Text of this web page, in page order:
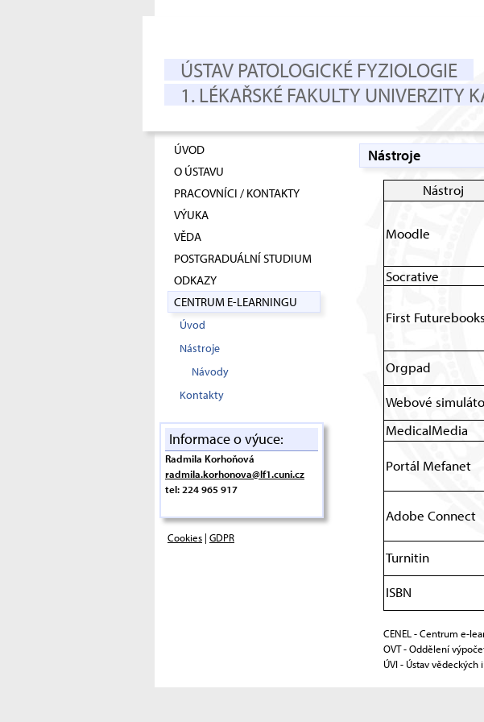
ÚSTAV PATOLOGICKÉ FYZIOLOGIE
1. LÉKAŘSKÉ FAKULTY UNIVERZITY
ÚVOD
O ÚSTAVU
PRACOVNÍCI / KONTAKTY
VÝUKA
VĚDA
POSTGRADUÁLNÍ STUDIUM
ODKAZY
CENTRUM E-LEARNINGU
Úvod
Nástroje
Návody
Kontakty
Informace o výuce:
Radmila Korhoňová
radmila.korhonova@lf1.cuni.cz
tel: 224 965 917
Cookies | GDPR
Nástroje
Nástroj
Moodle
Socrative
First Futurebooks
Orgpad
Webové
MedicalMedia
Portál Mefanet
Adobe Connect
Turnitin
ISBN
CENEL - Centrum e-
OVT - Oddělení
ÚVI - Ústav vědeckých